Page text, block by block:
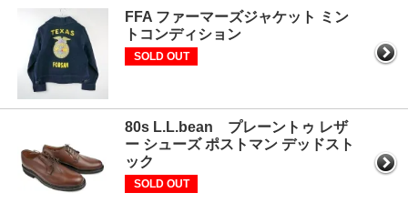
FFA ファーマーズジャケット ミン
トコンディション
SOLD OUT
80s L.L.bean プレーントゥ レザ
ー シューズ ポストマン デッドスト
ック
SOLD OUT